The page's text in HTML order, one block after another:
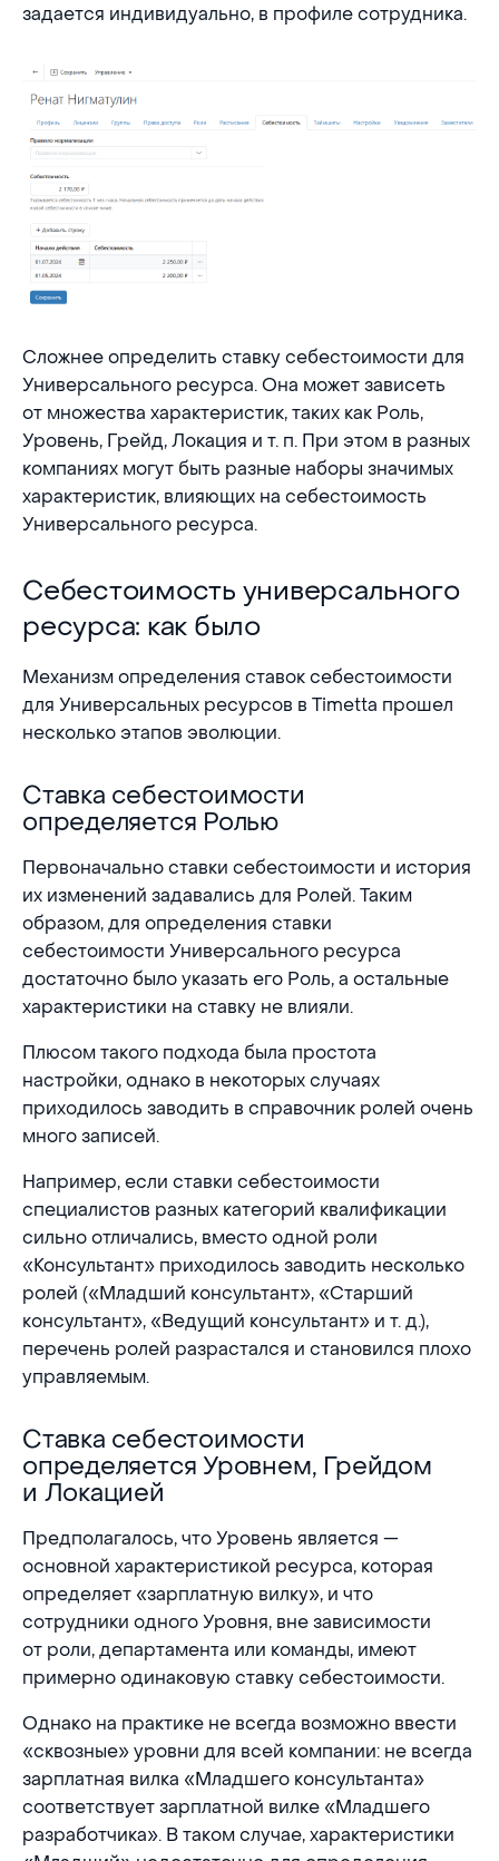
задается индивидуально, в профиле сотрудника.
Сложнее определить ставку себестоимости для
Универсального ресурса. Она может зависеть
от множества характеристик, таких как Роль,
Уровень, Грейд, Локация и т. п. При этом в разных
компаниях могут быть разные наборы значимых
характеристик, влияющих на себестоимость
Универсального ресурса.
Себестоимость универсального ресурса: как
Себестоимость универсального
ресурса: как было
Механизм определения ставок себестоимости
для Универсальных ресурсов в Timetta прошел
несколько этапов эволюции.
Ставка себестоимости определяется Ролью
Ставка себестоимости
определяется Ролью
Первоначально ставки себестоимости и история
их изменений задавались для Ролей. Таким
образом, для определения ставки
себестоимости Универсального ресурса
достаточно было указать его Роль, а остальные
характеристики на ставку не влияли.
Плюсом такого подхода была простота
настройки, однако в некоторых случаях
приходилось заводить в справочник ролей очень
много записей.
Например, если ставки себестоимости
специалистов разных категорий квалификации
сильно отличались, вместо одной роли
«Консультант» приходилось заводить несколько
ролей («Младший консультант», «Старший
консультант», «Ведущий консультант» и т. д.),
перечень ролей разрастался и становился плохо
управляемым.
Ставка себестоимости определяется
Ставка себестоимости
определяется Уровнем, Грейдом
и Локацией
Предполагалось, что Уровень является —
основной характеристикой ресурса, которая
определяет «зарплатную вилку», и что
сотрудники одного Уровня, вне зависимости
от роли, департамента или команды, имеют
примерно одинаковую ставку себестоимости.
Однако на практике не всегда возможно ввести
«сквозные» уровни для всей компании: не всегда
зарплатная вилка «Младшего консультанта»
соответствует зарплатной вилке «Младшего
разработчика». В таком случае, характеристики